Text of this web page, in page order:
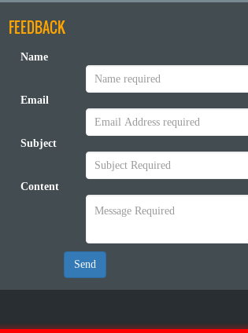
FEEDBACK
Name
Email
Subject
Content
Send